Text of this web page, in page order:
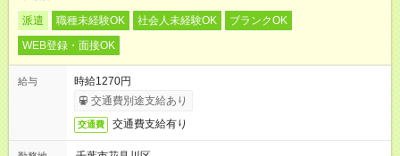
派遣 職種未経験OK 社会人未経験OK
ブランクOK
WEB登録・面接OK
給与
時給1270円
交通費別途支給あり
交通費 交通費支給有り